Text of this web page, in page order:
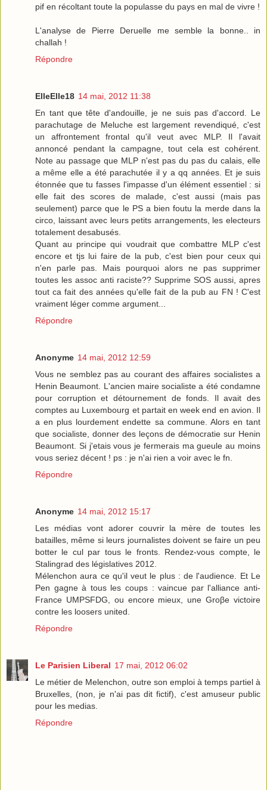
pif en récoltant toute la populasse du pays en mal de vivre !
L'analyse de Pierre Deruelle me semble la bonne.. in
challah !
Répondre
ElleElle18 14 mai, 2012 11:38
En tant que tête d'andouille, je ne suis pas d'accord. Le
parachutage de Meluche est largement revendiqué, c'est
un affrontement frontal qu'il veut avec MLP. Il l'avait
annoncé pendant la campagne, tout cela est cohérent.
Note au passage que MLP n'est pas du pas du calais, elle
a même elle a été parachutée il y a qq années. Et je suis
étonnée que tu fasses l'impasse d'un élément essentiel : si
elle fait des scores de malade, c'est aussi (mais pas
seulement) parce que le PS a bien foutu la merde dans la
circo, laissant avec leurs petits arrangements, les electeurs
totalement desabusés.
Quant au principe qui voudrait que combattre MLP c'est
encore et tjs lui faire de la pub, c'est bien pour ceux qui
n'en parle pas. Mais pourquoi alors ne pas supprimer
toutes les assoc anti raciste?? Supprime SOS aussi, apres
tout ca fait des années qu'elle fait de la pub au FN ! C'est
vraiment léger comme argument...
Répondre
Anonyme 14 mai, 2012 12:59
Vous ne semblez pas au courant des affaires socialistes a
Henin Beaumont. L'ancien maire socialiste a été condamne
pour corruption et détournement de fonds. Il avait des
comptes au Luxembourg et partait en week end en avion. Il
a en plus lourdement endette sa commune. Alors en tant
que socialiste, donner des leçons de démocratie sur Henin
Beaumont. Si j'etais vous je fermerais ma gueule au moins
vous seriez décent ! ps : je n'ai rien a voir avec le fn.
Répondre
Anonyme 14 mai, 2012 15:17
Les médias vont adorer couvrir la mère de toutes les
batailles, même si leurs journalistes doivent se faire un peu
botter le cul par tous le fronts. Rendez-vous compte, le
Stalingrad des législatives 2012.
Mélenchon aura ce qu'il veut le plus : de l'audience. Et Le
Pen gagne à tous les coups : vaincue par l'alliance anti-
France UMPSFDG, ou encore mieux, une Groβe victoire
contre les loosers united.
Répondre
Le Parisien Liberal 17 mai, 2012 06:02
Le métier de Melenchon, outre son emploi à temps partiel à
Bruxelles, (non, je n'ai pas dit fictif), c'est amuseur public
pour les medias.
Répondre